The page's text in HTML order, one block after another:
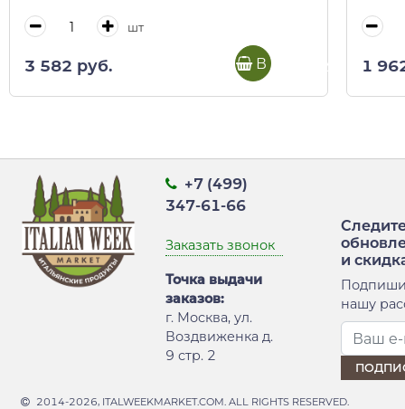
шт
3 582 руб. В корзину 1
+7 (499)
347-61-66
Заказать звонок
Точка выдачи
заказов:
г. Москва, ул.
Воздвиженка д.
9 стр. 2
и
нашу
2014-2026, ITALWEEKMARKET.COM. ALL RIGHTS RESERVED.